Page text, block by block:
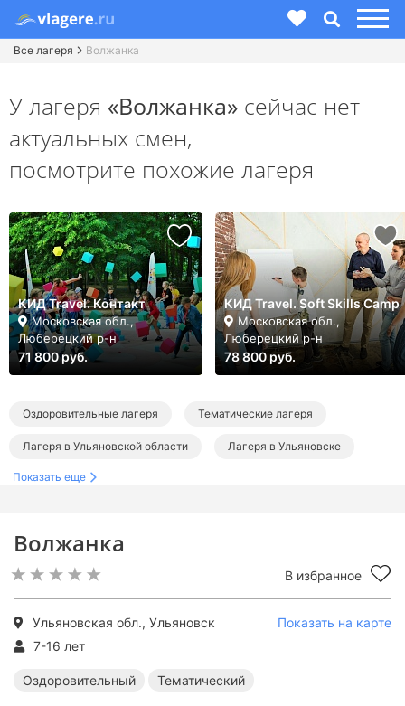
Все лагеря Волжанка
Волжанка
В избранное
Ульяновская обл., Ульяновск
Показать на карте
7-16 лет
Оздоровительный Тематический
У лагеря «Волжанка» сейчас нет
актуальных смен,
посмотрите похожие лагеря
КИД Travel. Контакт
Московская обл.,
Люберецкий р-н
71 800 руб.
КИД Travel. Soft Skills Camp
Московская обл.,
Люберецкий р-н
78 800 руб.
Оздоровительные лагеря Тематические лагеря
Лагеря в Ульяновской области Лагеря в Ульяновске
Показать еще